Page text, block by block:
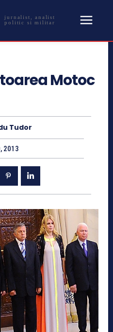
jurnalist, analist
politic si militar
Motoc
Tudor
2013